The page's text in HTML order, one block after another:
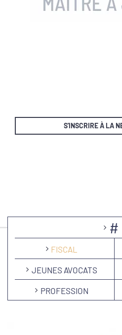
S'INSCRIRE À LA
#
FISCAL
JEUNES AVOCATS
PROFESSION